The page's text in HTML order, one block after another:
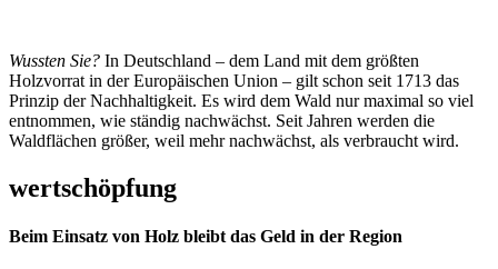
Wussten Sie? In Deutschland – dem Land mit dem größten
Holzvorrat in der Europäischen Union – gilt schon seit 1713 das
Prinzip der Nachhaltigkeit. Es wird dem Wald nur maximal so viel
entnommen, wie ständig nachwächst. Seit Jahren werden die
Waldflächen größer, weil mehr nachwächst, als verbraucht wird.
wertschöpfung
Beim Einsatz von Holz bleibt das Geld in der Region